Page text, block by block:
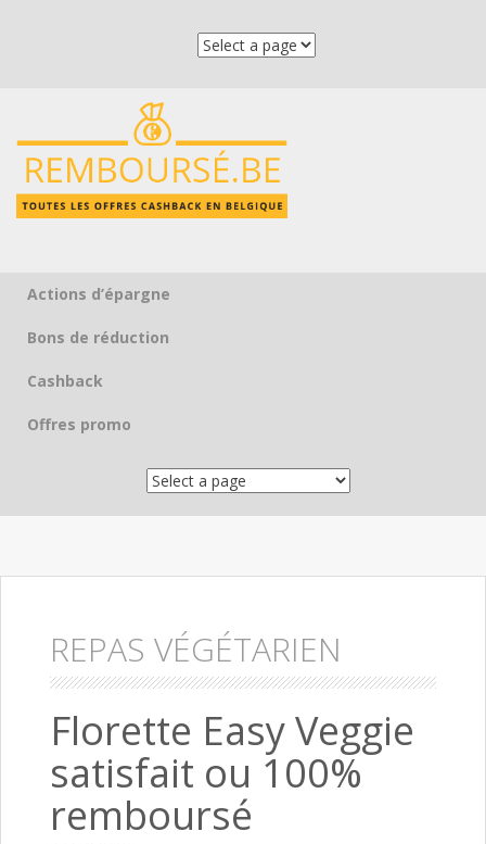
Skip to content
Actions d’épargne
Bons de réduction
Cashback
Offres promo
REPAS VÉGÉTARIEN
Florette Easy Veggie
satisfait ou 100%
remboursé